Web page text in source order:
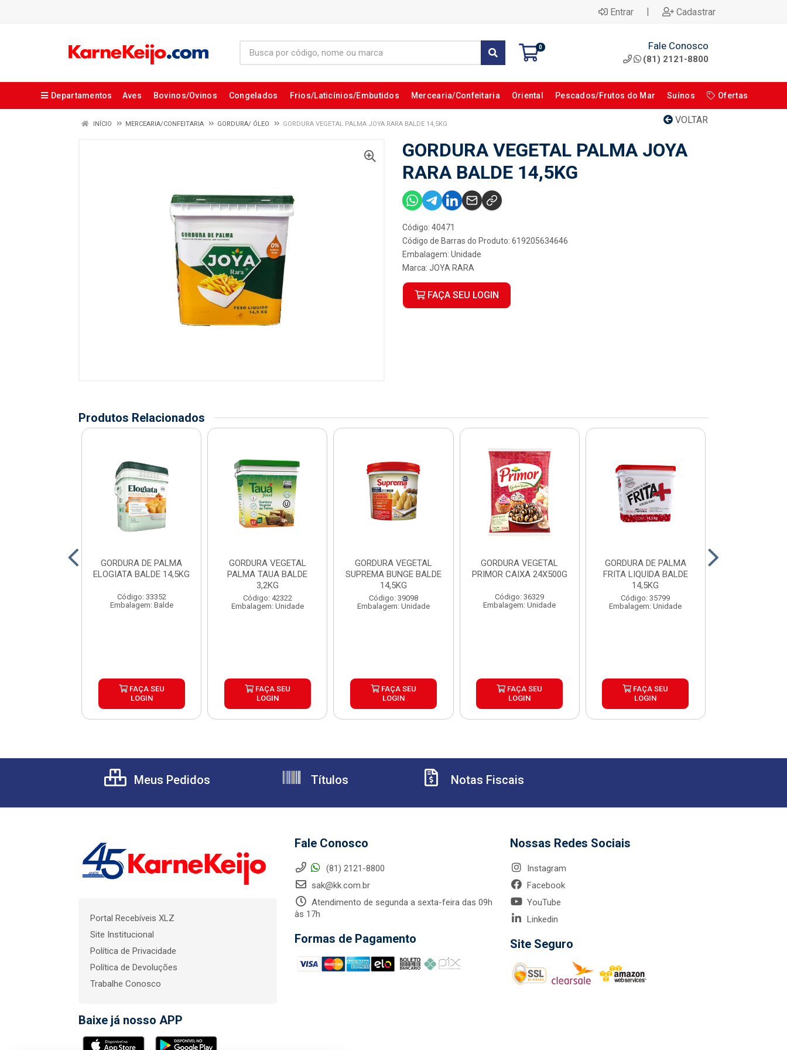
Entrar | Cadastrar
0 Fale Conosco
(81) 2121-8800
Departamentos Aves Bovinos/Ovinos Congelados Frios/Laticínios/Embutidos Mercearia/Confeitaria Oriental Pescados/Frutos do Mar Suínos Ofertas
VOLTAR
INÍCIO MERCEARIA/CONFEITARIA GORDURA/ ÓLEO GORDURA VEGETAL PALMA JOYA RARA BALDE 14,5KG
GORDURA VEGETAL PALMA JOYA
RARA BALDE 14,5KG
Código: 40471
Código de Barras do Produto: 619205634646
Embalagem: Unidade
Marca: JOYA RARA
FAÇA SEU LOGIN
Produtos Relacionados
GORDURA DE PALMA
ELOGIATA BALDE 14,5KG
Código: 33352
Embalagem: Balde
FAÇA SEU
LOGIN
GORDURA VEGETAL
PALMA TAUA BALDE
3,2KG
Código: 42322
Embalagem: Unidade
FAÇA SEU
LOGIN
GORDURA VEGETAL
SUPREMA BUNGE BALDE
14,5KG
Código: 39098
Embalagem: Unidade
FAÇA SEU
LOGIN
GORDURA VEGETAL
PRIMOR CAIXA 24X500G
Código: 36329
Embalagem: Unidade
FAÇA SEU
LOGIN
GORDURA DE PALMA
FRITA LIQUIDA BALDE
14,5KG
Código: 35799
Embalagem: Unidade
FAÇA SEU
LOGIN
Meus Pedidos Títulos Notas Fiscais
Portal Recebíveis XLZ
Site Institucional
Política de Privacidade
Política de Devoluções
Trabalhe Conosco
Baixe já nosso APP
Fale Conosco
(81) 2121-8800
sak@kk.com.br
Atendimento de segunda a sexta-feira das 09h
às 17h
Formas de Pagamento
Nossas Redes Sociais
Instagram
Facebook
YouTube
Linkedin
Site Seguro